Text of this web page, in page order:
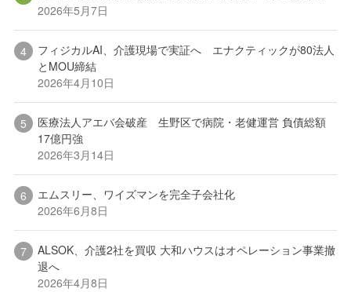
2026年5月7日
フィジカルAI、介護現場で実証へ エナクティックが80法人
とMOU締結
2026年4月10日
医療法人アエバ会破産 生野区で病院・老健運営 負債総額
17億円強
2026年3月14日
エムスリー、ワイズマンを完全子会社化
2026年6月8日
ALSOK、介護2社を買収 大和ハウスはオペレーション事業撤
退へ
2026年4月8日